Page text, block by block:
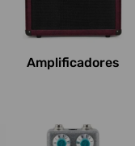
Amplificadores